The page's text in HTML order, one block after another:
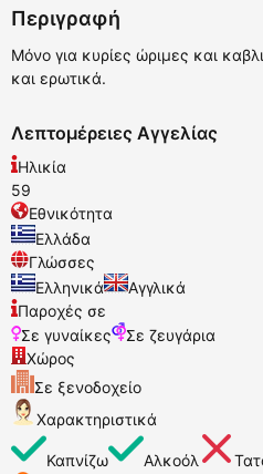
Περιγραφή
Μόνο για κυρίες ώριμες και
και ερωτικά.
Λεπτομέρειες Αγγελίας
Ηλικία
59
Εθνικότητα
Ελλάδα
Γλώσσες
Ελληνικά
Αγγλικά
Παροχές σε
Σε γυναίκες
Σε ζευγάρια
Χώρος
Σε ξενοδοχείο
Χαρακτηριστικά
Καπνίζω Αλκοόλ